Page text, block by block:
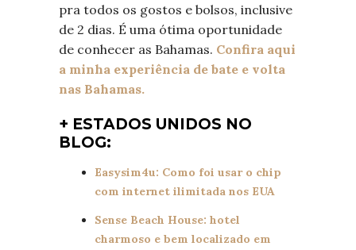
pra todos os gostos e bolsos, inclusive
de 2 dias. É uma ótima oportunidade
de conhecer as Bahamas. Confira aqui
a minha experiência de bate e volta
nas Bahamas.
+ ESTADOS UNIDOS NO
BLOG:
Easysim4u: Como foi usar o chip
com internet ilimitada nos EUA
Sense Beach House: hotel
charmoso e bem localizado em